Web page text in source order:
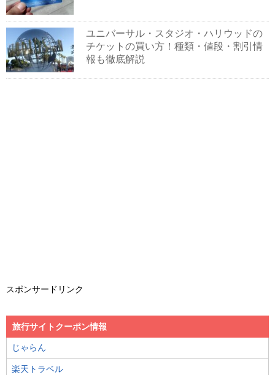
ユニバーサル・スタジオ・ハリウッドの
チケットの買い方！種類・値段・割引情
報も徹底解説
スポンサードリンク
旅行サイトクーポン情報
じゃらん
楽天トラベル